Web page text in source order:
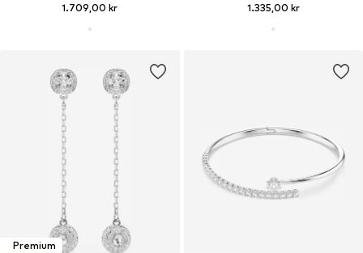
1.709,00 kr 1.335,00 kr
Premium